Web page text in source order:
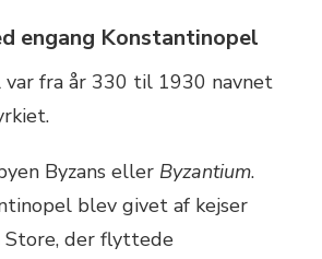
engang Konstantinopel
var fra år 330 til 1930 navnet
Byzans eller Byzantium.
blev givet af kejser
Store, der flyttede